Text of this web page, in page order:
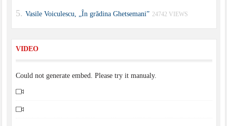
Vasile Voiculescu, „În grădina Ghetsemani” 24742 VIEWS
VIDEO
Could not generate embed. Please try it manualy.